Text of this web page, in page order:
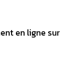
en ligne sur